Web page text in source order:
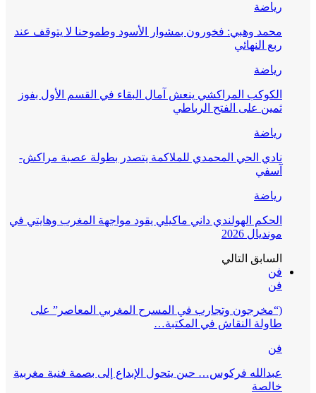
رياضة
محمد وهبي: فخورون بمشوار الأسود وطموحنا لا يتوقف عند
ربع النهائي
رياضة
الكوكب المراكشي ينعش آمال البقاء في القسم الأول بفوز
ثمين على الفتح الرباطي
رياضة
نادي الحي المحمدي للملاكمة يتصدر بطولة عصبة مراكش-
آسفي
رياضة
الحكم الهولندي داني ماكيلي يقود مواجهة المغرب وهايتي في
مونديال 2026
السابق التالي
فن
فن
(“مخرجون وتجارب في المسرح المغربي المعاصر” على
طاولة النقاش في المكتبة…
فن
عبدالله فركوس… حين يتحول الإبداع إلى بصمة فنية مغربية
خالصة